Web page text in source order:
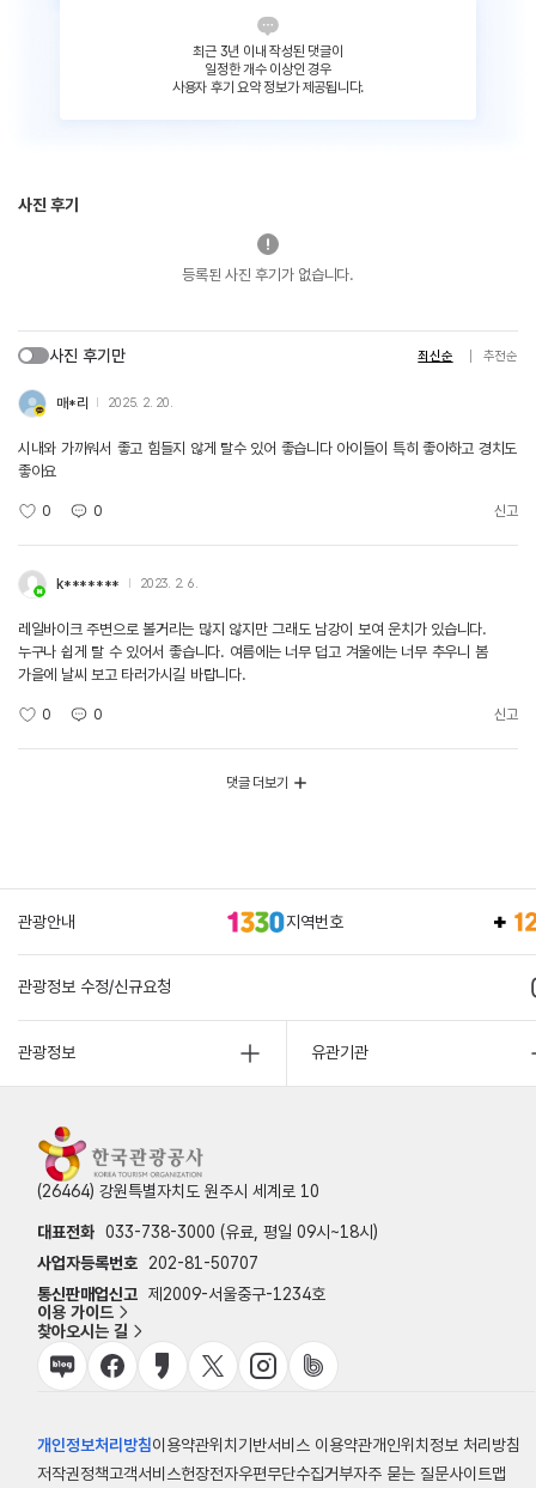
최근 3년 이내 작성된 댓글이
일정한 개수 이상인 경우
사용자 후기 요약 정보가 제공됩니다.
사진 후기
등록된 사진 후기가 없습니다.
사진 후기만 최신순 추천순
매*리 2025. 2. 20.
시내와 가까워서 좋고 힘들지 않게 탈수 있어 좋습니다 아이들이 특히 좋아하고 경치도
좋아요
0 0 신고
k******* 2023. 2. 6.
레일바이크 주변으로 볼거리는 많지 않지만 그래도 남강이 보여 운치가 있습니다.
누구나 쉽게 탈 수 있어서 좋습니다. 여름에는 너무 덥고 겨울에는 너무 추우니 봄
가을에 날씨 보고 타러가시길 바랍니다.
0 0 신고
댓글 더보기
관광안내 지역번호
관광정보 수정/신규요청
관광정보 유관기관
(26464) 강원특별자치도 원주시 세계로 10
대표전화 033-738-3000 (유료, 평일 09시~18시)
사업자등록번호
202-81-50707
통신판매업신고 제2009-서울중구-1234호
이용 가이드
찾아오시는 길
개인정보처리방침이용약관위치기반서비스 이용약관개인위치정보 처리방침
저작권정책고객서비스헌장전자우편무단수집거부자주 묻는 질문사이트맵